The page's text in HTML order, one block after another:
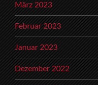
März 2023
Februar 2023
Januar 2023
Dezember 2022